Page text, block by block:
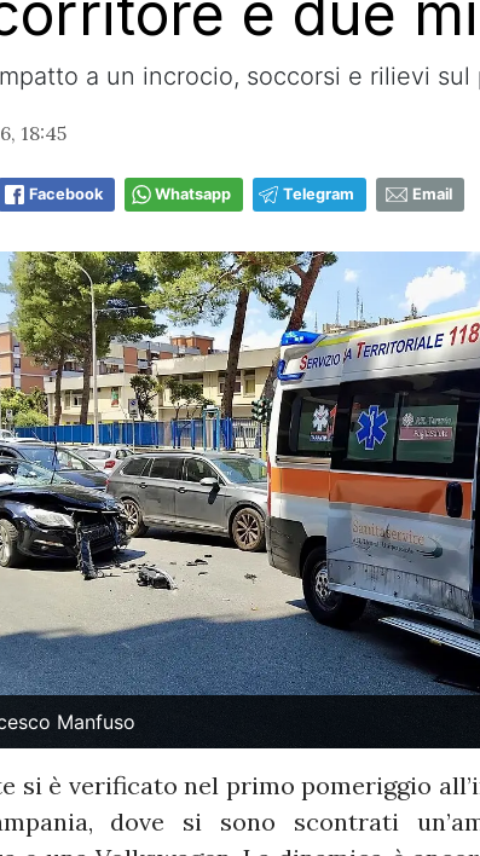
e due
a un incrocio, soccorsi e rilievi sul
18:45
Facebook Whatsapp Telegram Email
Manfuso
si è verificato nel primo pomeriggio
dove si sono scontrati